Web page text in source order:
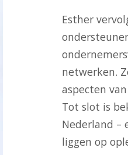
Esther
netwerken.
aspecten
Tot slot is
Nederland –
liggen op